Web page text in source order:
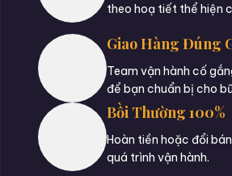
theo hoạ tiết thể hiện
Giao Hàng Đúng
Team vận hành cố
để bạn chuẩn bị cho
Bồi Thường 100%
Hoàn tiền hoặc đổi
quá trình vận hành.